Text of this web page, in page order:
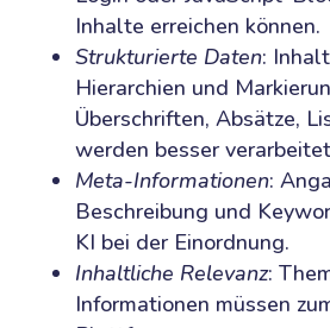
Inhalte erreichen können.
Strukturierte Daten:
Hierarchien und
Überschriften, Absätze,
werden besser
Meta-Informationen:
Beschreibung und
KI bei der Einordnung.
Inhaltliche Relevanz:
Informationen müssen